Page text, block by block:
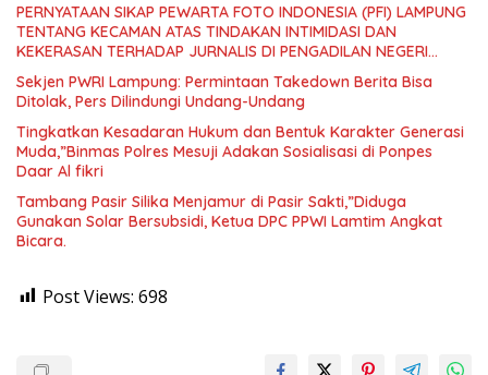
PERNYATAAN SIKAP PEWARTA FOTO INDONESIA (PFI) LAMPUNG
TENTANG KECAMAN ATAS TINDAKAN INTIMIDASI DAN
KEKERASAN TERHADAP JURNALIS DI PENGADILAN NEGERI
Sekjen PWRI Lampung: Permintaan Takedown Berita Bisa
Ditolak, Pers Dilindungi Undang-Undang
Tingkatkan Kesadaran Hukum dan Bentuk Karakter Generasi
Muda,”Binmas Polres Mesuji Adakan Sosialisasi di Ponpes
Daar Al fikri
Tambang Pasir Silika Menjamur di Pasir Sakti,”Diduga
Gunakan Solar Bersubsidi, Ketua DPC PPWI Lamtim Angkat
Bicara.
Post Views: 698